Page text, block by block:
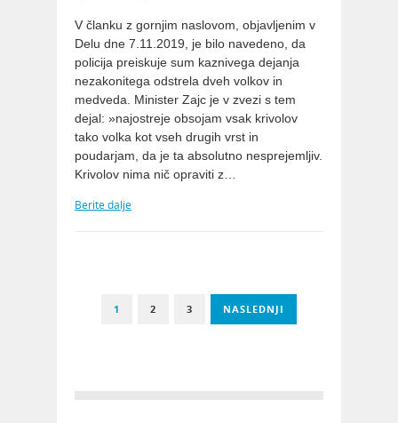
V članku z gornjim naslovom, objavljenim v
Delu dne 7.11.2019, je bilo navedeno, da
policija preiskuje sum kaznivega dejanja
nezakonitega odstrela dveh volkov in
medveda. Minister Zajc je v zvezi s tem
dejal: »najostreje obsojam vsak krivolov
tako volka kot vseh drugih vrst in
poudarjam, da je ta absolutno nesprejemljiv.
Krivolov nima nič opraviti z…
Berite dalje
1 2 3 NASLEDNJI